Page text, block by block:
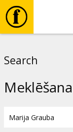
Search
Meklēšana